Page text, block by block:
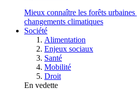
Mieux connaître les forêts
changements climatiques
Société
Alimentation
Enjeux sociaux
Santé
Mobilité
Droit
En vedette